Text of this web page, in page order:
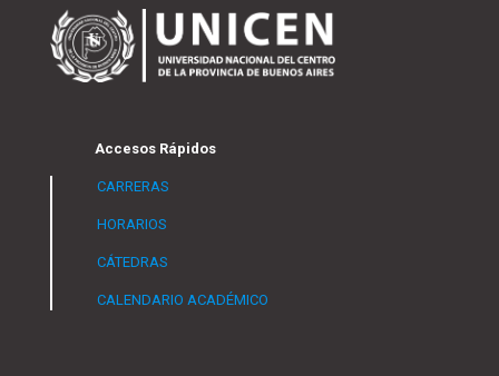
Accesos Rápidos
CARRERAS
HORARIOS
CÁTEDRAS
CALENDARIO ACADÉMICO